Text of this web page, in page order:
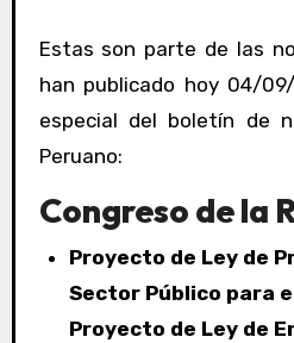
Estas son parte de las
han publicado hoy 04/
especial del boletín de
Peruano:
Congreso de la
Proyecto de Ley de
Sector Público para
Proyecto de Ley de